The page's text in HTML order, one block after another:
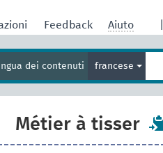
Feedback Aiuto
dei contenuti francese
per
Métier à tisser